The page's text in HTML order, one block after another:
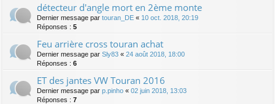
détecteur d'angle mort en 2ème monte
Dernier message par touran_DE « 10 oct. 2018, 20:19
Réponses : 5
Feu arrière cross touran achat
Dernier message par Sly83 « 24 août 2018, 18:00
Réponses : 6
ET des jantes VW Touran 2016
Dernier message par p.pinho « 02 juin 2018, 13:03
Réponses : 7